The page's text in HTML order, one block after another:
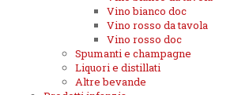
Vino bianco doc
Vino rosso da tavola
Vino rosso doc
Spumanti e champagne
Liquori e distillati
Altre bevande